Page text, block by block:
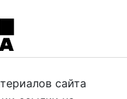
сайта